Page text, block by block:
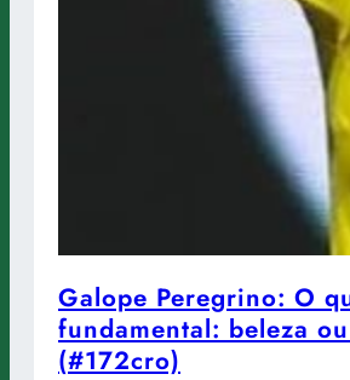
Galope Peregrino: O
fundamental: beleza
(#172cro)